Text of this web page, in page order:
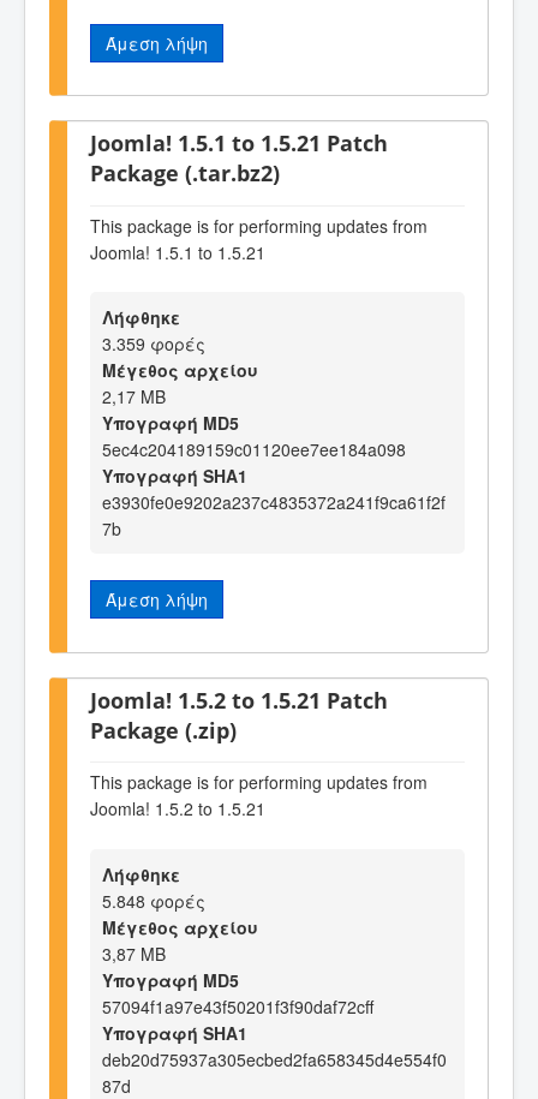
Άμεση λήψη
Joomla! 1.5.1 to 1.5.21 Patch
Package (.tar.bz2)
This package is for performing updates from
Joomla! 1.5.1 to 1.5.21
Λήφθηκε
3.359 φορές
Μέγεθος αρχείου
2,17 MB
Υπογραφή MD5
5ec4c204189159c01120ee7ee184a098
Υπογραφή SHA1
e3930fe0e9202a237c4835372a241f9ca61f2f
7b
Άμεση λήψη
Joomla! 1.5.2 to 1.5.21 Patch
Package (.zip)
This package is for performing updates from
Joomla! 1.5.2 to 1.5.21
Λήφθηκε
5.848 φορές
Μέγεθος αρχείου
3,87 MB
Υπογραφή MD5
57094f1a97e43f50201f3f90daf72cff
Υπογραφή SHA1
deb20d75937a305ecbed2fa658345d4e554f0
87d